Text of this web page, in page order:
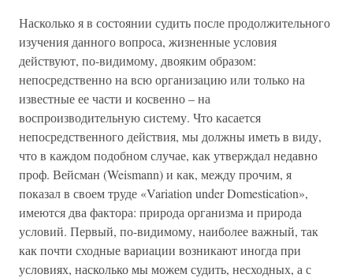
Насколько я в состоянии судить после продолжительного
изучения данного вопроса, жизненные условия
действуют, по-видимому, двояким образом:
непосредственно на всю организацию или только на
известные ее части и косвенно – на
воспроизводительную систему. Что касается
непосредственного действия, мы должны иметь в виду,
что в каждом подобном случае, как утверждал недавно
проф. Вейсман (Weismann) и как, между прочим, я
показал в своем труде «Variation under Domestication»,
имеются два фактора: природа организма и природа
условий. Первый, по-видимому, наиболее важный, так
как почти сходные вариации возникают иногда при
условиях, насколько мы можем судить, несходных, а с